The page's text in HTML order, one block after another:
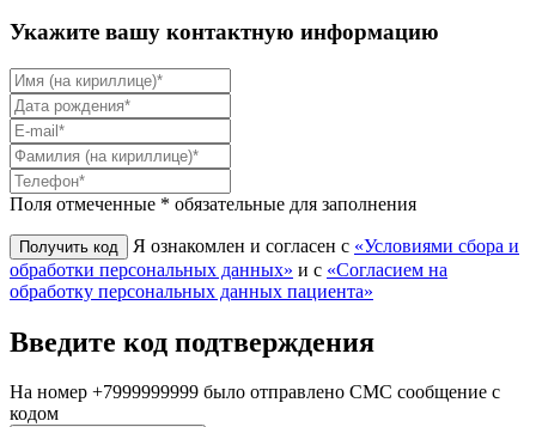
Укажите вашу контактную информацию
Поля отмеченные * обязательные для заполнения
Я ознакомлен и согласен с «Условиями сбора и
обработки персональных данных» и с «Согласием на
обработку персональных данных пациента»
Введите код подтверждения
На номер +7999999999 было отправлено СМС сообщение с
кодом